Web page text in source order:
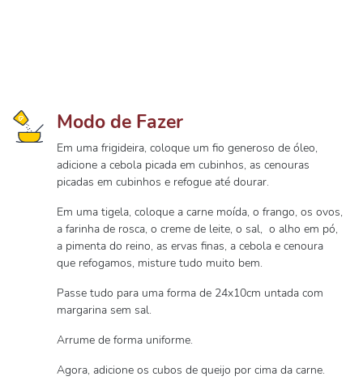
Modo de Fazer
Em uma frigideira, coloque um fio generoso de óleo,
adicione a cebola picada em cubinhos, as cenouras
picadas em cubinhos e refogue até dourar.
Em uma tigela, coloque a carne moída, o frango, os ovos,
a farinha de rosca, o creme de leite, o sal, o alho em pó,
a pimenta do reino, as ervas finas, a cebola e cenoura
que refogamos, misture tudo muito bem.
Passe tudo para uma forma de 24x10cm untada com
margarina sem sal.
Arrume de forma uniforme.
Agora, adicione os cubos de queijo por cima da carne.